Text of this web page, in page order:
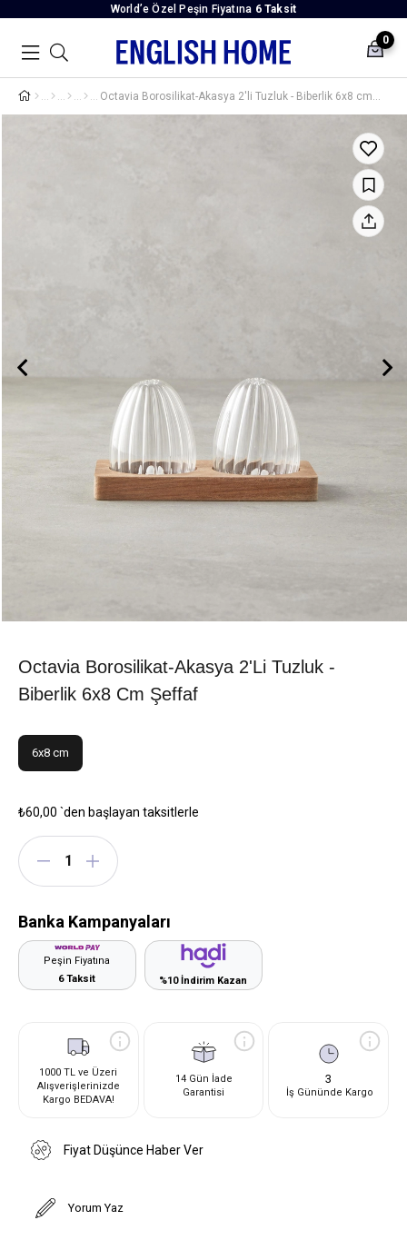
World’e Özel Peşin Fiyatına 6 Taksit
0
Octavia Borosilikat-Akasya 2'li Tuzluk - Biberlik 6x8 cm Şeffaf
Octavia Borosilikat-Akasya 2'li Tuzluk -
Biberlik 6x8 Cm Şeffaf
6x8 cm
₺60,00 `den başlayan taksitlerle
Banka Kampanyaları
Peşin Fiyatına
6 Taksit
%10 İndirim Kazan
1000 TL ve Üzeri
Alışverişlerinizde
Kargo BEDAVA!
14 Gün İade
Garantisi
3
İş Gününde Kargo
Fiyat Düşünce Haber Ver
Yorum Yaz